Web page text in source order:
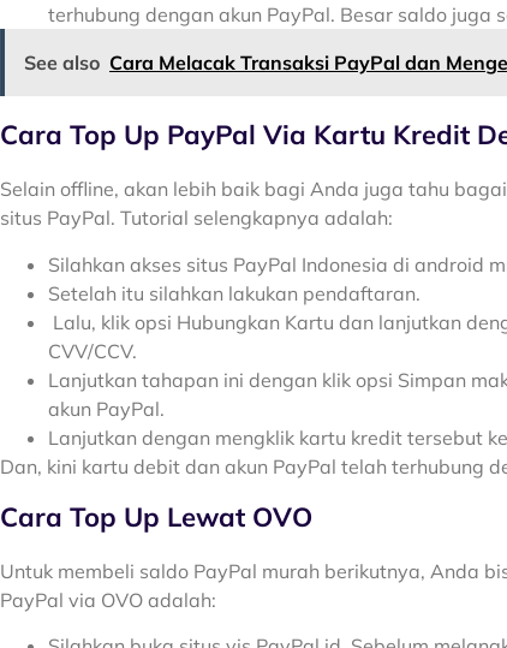
terhubung dengan akun PayPal. Besar saldo
See also Cara Melacak Transaksi PayPal dan
Cara Top Up PayPal Via Kartu Kredit
Selain offline, akan lebih baik bagi Anda juga tahu
situs PayPal. Tutorial selengkapnya adalah:
Silahkan akses situs PayPal Indonesia di android
Setelah itu silahkan lakukan pendaftaran.
Lalu, klik opsi Hubungkan Kartu dan lanjutkan
CVV/CCV.
Lanjutkan tahapan ini dengan klik opsi Simpan
akun PayPal.
Lanjutkan dengan mengklik kartu kredit tersebut
Dan, kini kartu debit dan akun PayPal telah terhubung
Cara Top Up Lewat OVO
Untuk membeli saldo PayPal murah berikutnya, Anda
PayPal via OVO adalah: